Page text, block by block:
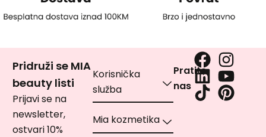
Pridruži se MIA
beauty listi
Prijavi se na
newsletter,
ostvari 10%
Korisnička
služba
Mia kozmetika
Pratite
nas